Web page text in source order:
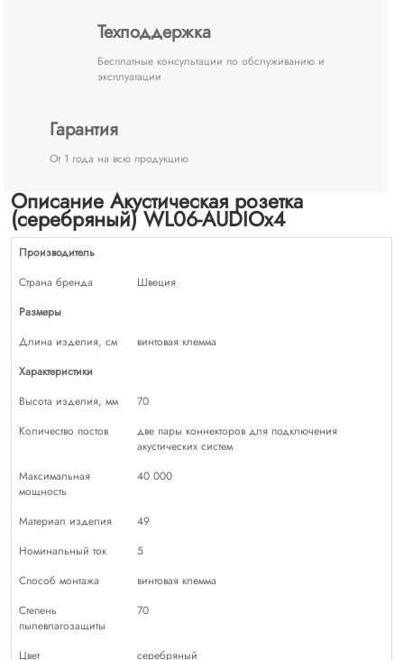
Техподдержка
Бесплатные консультации по обслуживанию и
эксплуатации
Гарантия
От 1 года на всю продукцию
Описание Акустическая розетка
(серебряный) WL06-AUDIOx4
Производитель
Страна бренда
Швеция
Размеры
Длина изделия, см
винтовая клемма
Характеристики
Высота изделия, мм
70
Количество постов
две пары коннекторов для подключения
акустических систем
Максимальная
мощность
40 000
Материал изделия
49
Номинальный ток
5
Способ монтажа
винтовая клемма
Степень
пылевлагозащиты
70
Цвет
серебряный